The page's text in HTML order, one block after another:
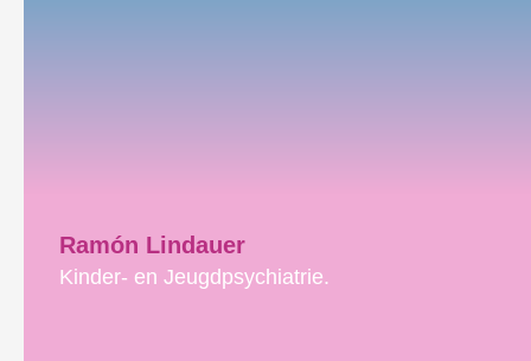
Ramón Lindauer
Kinder- en Jeugdpsychiatrie.